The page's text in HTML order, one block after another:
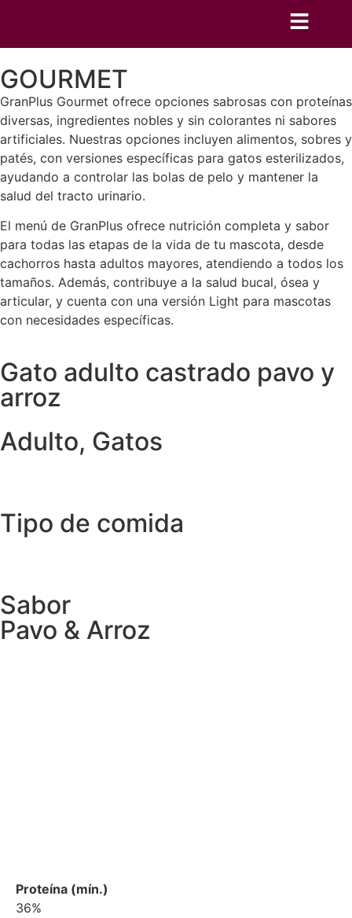
GOURMET
GranPlus Gourmet ofrece opciones sabrosas con proteínas
diversas, ingredientes nobles y sin colorantes ni sabores
artificiales. Nuestras opciones incluyen alimentos, sobres y
patés, con versiones específicas para gatos esterilizados,
ayudando a controlar las bolas de pelo y mantener la
salud del tracto urinario.
El menú de GranPlus ofrece nutrición completa y sabor
para todas las etapas de la vida de tu mascota, desde
cachorros hasta adultos mayores, atendiendo a todos los
tamaños. Además, contribuye a la salud bucal, ósea y
articular, y cuenta con una versión Light para mascotas
con necesidades específicas.
Gato adulto castrado pavo y
arroz
Adulto, Gatos
Tipo de comida
Sabor
Pavo & Arroz
Proteína (mín.)
36%